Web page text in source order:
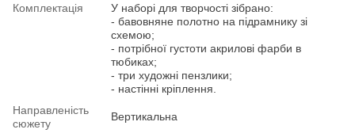
Комплектація
У наборі для творчості зібрано:
- бавовняне полотно на підрамнику зі
схемою;
- потрібної густоти акрилові фарби в
тюбиках;
- три художні пензлики;
- настінні кріплення.
Направленість
сюжету
Вертикальна